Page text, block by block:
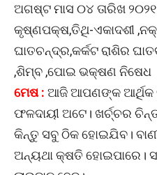
ଅଗଷ୍ଟ ମାସ ୦୪ ତାରିଖ
କୃଷ୍ଣପକ୍ଷ,ତିଥି-ଏକାଦଶୀ
ଘାତଚନ୍ଦ୍ର,କର୍କଟ ରାଶିର
,ଶିମ୍ବ ,ପୋଇ ଭକ୍ଷଣ ନିଷେଧ
ମେଷ : ଆଜି ଆପଣଙ୍କ ଆର୍ଥିକ
ଫଳଦାୟୀ ଅଟେ। ଖର୍ଚ୍ଚର
କିନ୍ତୁ ସବୁ ଠିକ ହୋଇଯିବ।
ଅନ୍ୟଥା କ୍ଷତି ହୋଇପାରେ।